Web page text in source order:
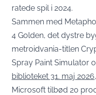
ratede spil i 2024.
Sammen med
4 Golden, det dystre
metroidvania-titlen
Spray Paint Simulator
biblioteket 31. maj 2026
Microsoft tilbød 20